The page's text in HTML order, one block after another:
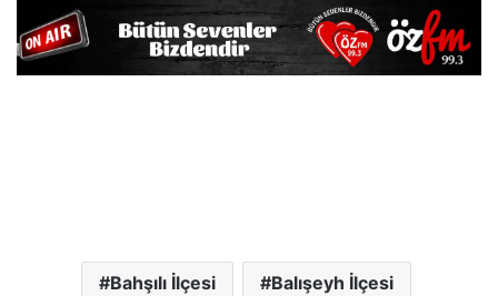
Bahşılı İlçesi Balışeyh İlçesi